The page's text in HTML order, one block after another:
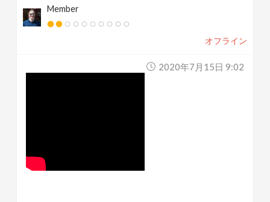
Member
オフライン
2020年7月15日 9:02